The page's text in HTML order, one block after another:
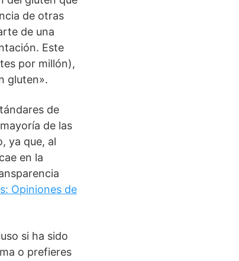
de otras
de una
Este
por millón),
gluten».
de
de las
ya que, al
en la
Opiniones de
si ha sido
o prefieres